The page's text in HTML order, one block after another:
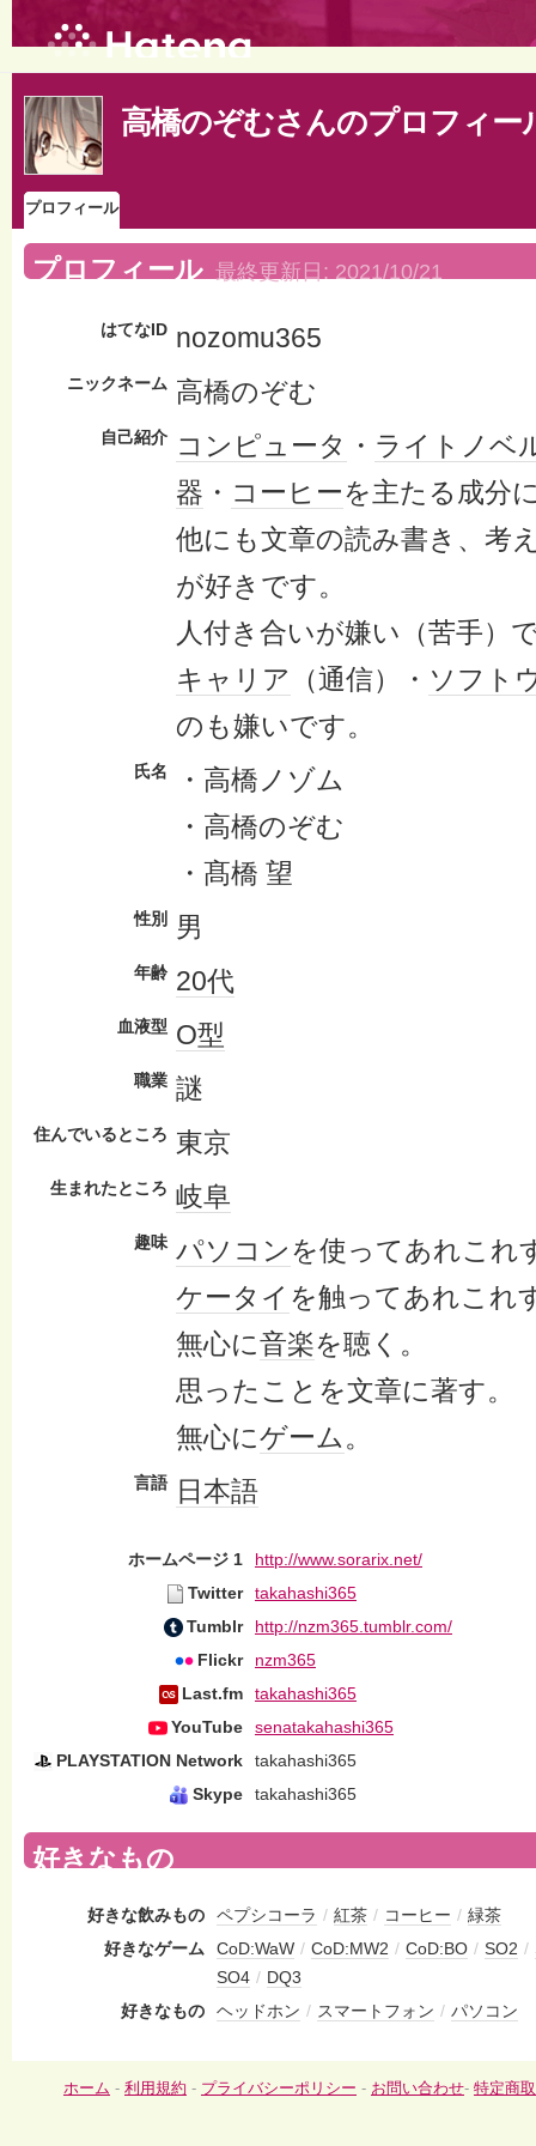
高橋のぞむさんのプロフィー
プロフィール
プロフィール 最終更新日: 2021/10/21
はてなID nozomu365
ニックネーム 高橋のぞむ
自己紹介 コンピュータ ・ ライトノベ
器 ・ コーヒーを主たる成分
他にも文章の読み書き、考
が好きです。
人付き合いが嫌い（苦手）
キャリア
（通信）・ ソフト
のも嫌いです。
氏名
・高橋ノゾム
・高橋のぞむ
・髙橋 望
性別 男
年齢 20代
血液型 O型
職業 謎
住んでいるところ 東京
生まれたところ 岐阜
趣味 パソコンを使ってあれこれ
ケータイ を触ってあれこれ
無心に音楽を聴く。
思ったことを文章に著す。
無心にゲーム。
言語 日本語
ホームページ 1
http://www.sorarix.net/
Twitter
takahashi365
Tumblr
http://nzm365.tumblr.com/
Flickr
nzm365
Last.fm
takahashi365
YouTube
senatakahashi365
PLAYSTATION Network
takahashi365
Skype
takahashi365
好きなもの
好きな飲みもの ペプシコーラ / 紅茶 / コーヒー / 緑茶
好きなゲーム
CoD:WaW / CoD:MW2 / CoD:BO / SO2 /
SO4 / DQ3
好きなもの
ヘッドホン / スマートフォン / パソコン
ホーム - 利用規約 - プライバシーポリシー - お問い合わせ- 特定商